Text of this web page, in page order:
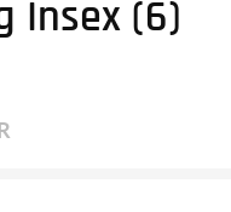
Insex (6)